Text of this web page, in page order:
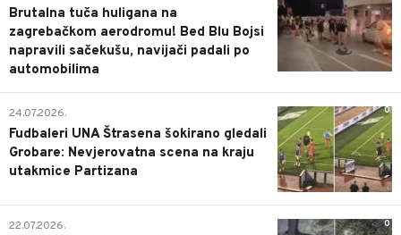
Brutalna tuča huligana na
zagrebačkom aerodromu! Bed Blu Bojsi
napravili sačekušu, navijači padali po
automobilima
0
24.07.2026.
Fudbaleri UNA Štrasena šokirano gledali
Grobare: Nevjerovatna scena na kraju
utakmice Partizana
0
22.07.2026.